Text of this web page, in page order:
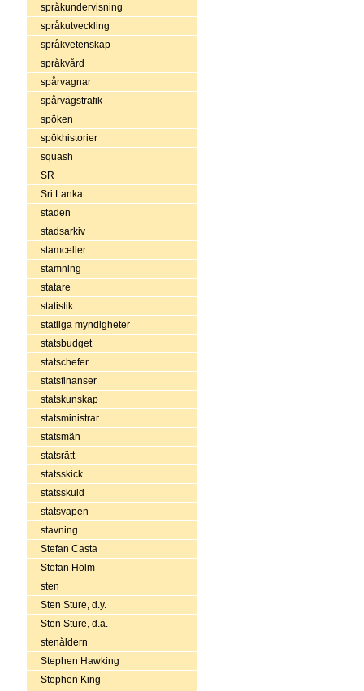
språkundervisning
språkutveckling
språkvetenskap
språkvård
spårvagnar
spårvägstrafik
spöken
spökhistorier
squash
SR
Sri Lanka
staden
stadsarkiv
stamceller
stamning
statare
statistik
statliga myndigheter
statsbudget
statschefer
statsfinanser
statskunskap
statsministrar
statsmän
statsrätt
statsskick
statsskuld
statsvapen
stavning
Stefan Casta
Stefan Holm
sten
Sten Sture, d.y.
Sten Sture, d.ä.
stenåldern
Stephen Hawking
Stephen King